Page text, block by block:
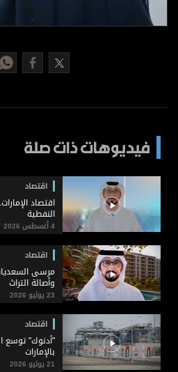
عدد اليوم
فيديوهات ذات صلة
اقتصاد
اقتصاد
النفطية
4 أغسطس 2026
اقتصاد
مرسى
وأصالة التراث
23 يوليو 2026
اقتصاد
"أدنوك" توسع
بالإمارات
21 يوليو 2026